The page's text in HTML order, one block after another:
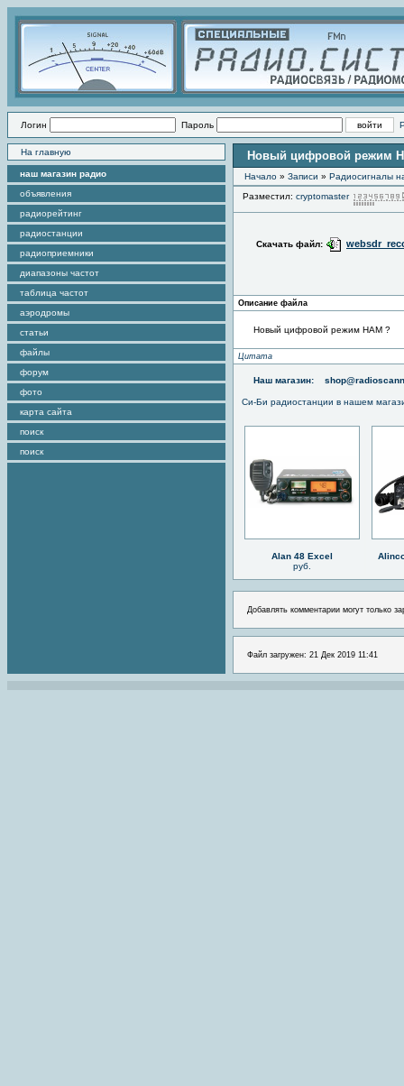
Логин Пароль
На главную
наш магазин радио
объявления
радиорейтинг
радиостанции
радиоприемники
диапазоны частот
таблица частот
аэродромы
статьи
файлы
форум
фото
карта сайта
поиск
поиск
Новый цифровой режим
Начало » Записи » Радиоcигналы
Разместил: cryptomaster
Скачать файл:
Описание файла
Новый цифровой режим НАМ ?
Цитата
Наш магазин:
Си-Би радиостанции в нашем
Alan 48 Excel
руб.
Добавлять комментарии могут только
Файл загружен: 21 Дек 2019 11:41